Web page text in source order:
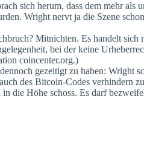
sich herum, dass dem mehr als
Wright nervt ja die Szene
Mitnichten. Es handelt sich
bei der keine
coincenter.org.)
gezeitigt zu haben: Wright
des Bitcoin-Codes verhindern
die Höhe schoss. Es darf